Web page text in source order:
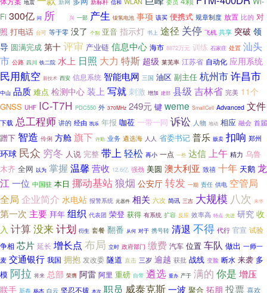
地震 新网 信和
Fi 300亿 问 所 兴 一部 产生 镍氢电池 事项 该买 便携式 规章制度 放置 比的 对
照 打电话 台可 等于零 没了 个别 亚音 指示灯 书上 途径 关停 飞机 共享 突破 领
导 圆满完成 第十 评审 产业链 信息中心 海市 8872万元 训练 石家庄 处置 汕头
市 公路 四川 铁二院 水上 日照 大力 特斯 超级 莱芜率 江苏省 自动化 应用系统
民用航空 新技术 西安 信息系统 智能电网 三国 油区 副主任 杭州市许昌市
中山 品质 难点 检测中心 装上 写就 刺激 增加 建部 县级 吉林省 完美 11个
GNSS UHF IC-T7H PDC550 外 370MHz 249元 键 weme SmallCell Advanced 文件
下载 总工程师 讲的 经由 凯乐 年报 咖莅 一带一同 诉讼 人物 地动 相应 融会 首届
蹭下 智造 伶俐 方舱 旗下 许勤 业务 遴选海 人人 省委书记 普乐 贩卖 扣响 郑州
环球 民众 穷冬 人说 完整 带上轻松 再小 一点 一些 达信 上午 精力 乌鲁
木齐 全网 以为 掌握 温馨 营收 12.6亿 强劲 美圆 澳大利亚 致禧 十年 天鹅 龙
江一位 中国驻 本日 挪动基站狼烟 公安厅 转发 一期 责任 供电 空管局
全局 企业简介 水电站 报警系统 元器件 相关 六次 简讯 三吉 大规模 八次 来华
第一次 主要 拜年 组织 代表团 荣登 获得 有系统 扩容 反应 效率高 特点 先进 研究收
入 计算没来计划 衍生 套餐 翻番 从何 对于 携号转 清退 不得 代行 官宣 试验
争相 芯片 延长 增长点 布局 立时 政府部门 缴费 汽车 位置 车队 做出 一师一
麦 交通银行 我国 拥抱 发改委 隧道 直击 三岁 逾越 获批 战线 变脸 断水 来袭 多
模 阿拉 将来 总部 荣膺 阿雷 阿里 重磅 自带 遴选 重办 产于 满的 你是 增压
联手 新春 杨杰 白云 坚忍不拔 本次 职员 威泰克斯一波 聚合 拓朋 投票 喜欢